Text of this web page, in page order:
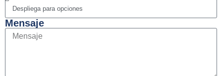
Mensaje